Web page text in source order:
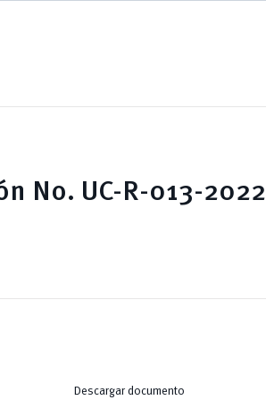
No. UC-R-013-2022
Descargar documento